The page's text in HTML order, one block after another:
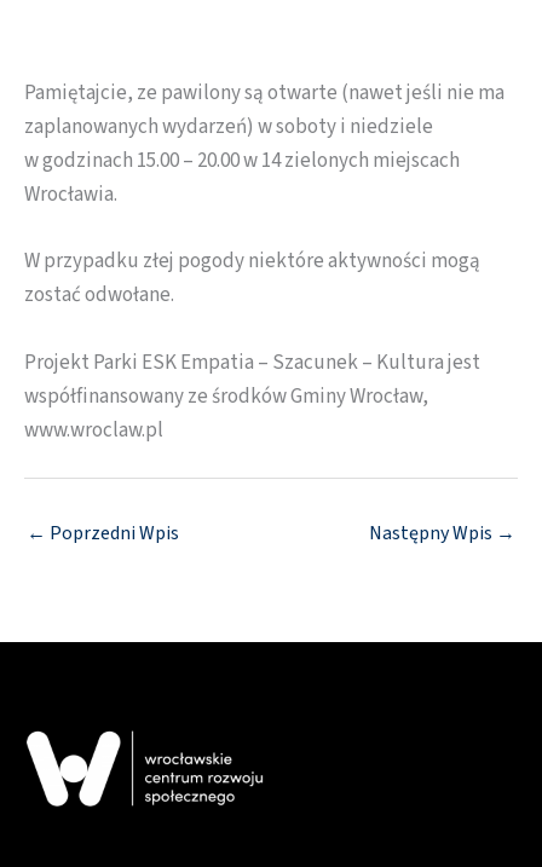
Pamiętajcie, ze pawilony są otwarte (nawet jeśli nie ma
zaplanowanych wydarzeń) w soboty i niedziele
w godzinach 15.00 – 20.00 w 14 zielonych miejscach
Wrocławia.
W przypadku złej pogody niektóre aktywności mogą
zostać odwołane.
Projekt Parki ESK Empatia – Szacunek – Kultura jest
współfinansowany ze środków Gminy Wrocław,
www.wroclaw.pl
← Poprzedni Wpis Następny Wpis →